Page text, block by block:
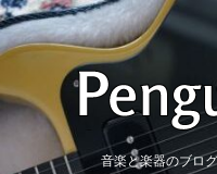
音楽と楽器のブロ